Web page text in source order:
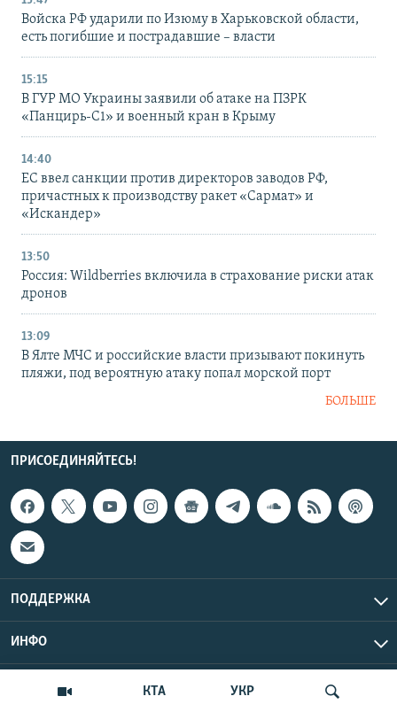
КТА УКР
Войска РФ ударили по Изюму в Харьковской области,
есть погибшие и пострадавшие – власти
15:15
В ГУР МО Украины заявили об атаке на ПЗРК
«Панцирь-С1» и военный кран в Крыму
14:40
ЕС ввел санкции против директоров заводов РФ,
причастных к производству ракет «Сармат» и
«Искандер»
13:50
Россия: Wildberries включила в страхование риски атак
дронов
13:09
В Ялте МЧС и российские власти призывают покинуть
пляжи, под вероятную атаку попал морской порт
БОЛЬШЕ
ПРИСОЕДИНЯЙТЕСЬ!
ПОДДЕРЖКА
ИНФО
Copyright Крым.Реалии, 2026 | Все права защищены.
UTC+3